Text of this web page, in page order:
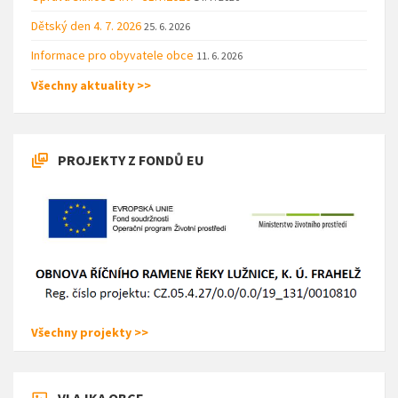
Dětský den 4. 7. 2026 25. 6. 2026
Informace pro obyvatele obce 11. 6. 2026
Všechny aktuality >>
PROJEKTY Z FONDŮ EU
Všechny projekty >>